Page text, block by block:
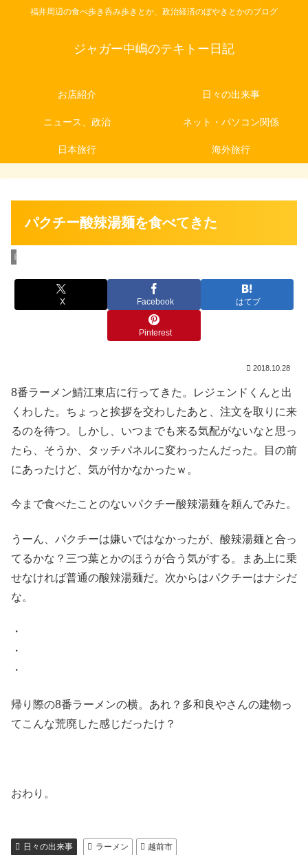
福井周辺の食べ歩き呑み歩きとか、政治経済のぼやきとかのブログ
ジャガー中嶋のテキトー日記
お店紹介 日々の出来事
ニュース、政治 ネット・パソコン関係
日本旅行 海外旅行
パクチー酸辣湯麺を食べてきた
日々の出来事
X Facebook はてブ
Pinterest
2018.10.28
8番ラーメン鯖江東店に行ってきた。レジェンドくんと出
くわした。ちょっと挨拶を交わしたあと、注文を取りに来
るのを待つ。しかし、いつまでも来る気配がないなと思っ
たら、そうか、タッチパネルに変わったんだった。目の前
にあったけど、気が付かなかったｗ。
今まで食べたことのないパクチー酸辣湯麺を頼んでみた。
うーん、パクチーは嫌いではなかったが、酸辣湯麺と合っ
てるかな？三つ葉とかのほうが合う気がする。まあ上に乗
せなければ普通の酸辣湯麺だ。次からはパクチーはナシだ
な。
・
・
・
帰り際の8番ラーメンの横。あれ？多和良やさんの建物っ
てこんな荒廃した感じだったけ？
おわり。
日々の出来事 ラーメン 越前市